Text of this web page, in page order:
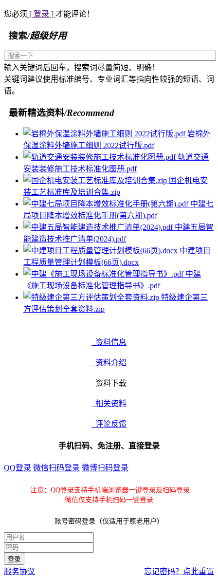
您必须 [ 登录 ] 才能评论！
搜索/超级好用
输入关键词后回车，搜索词尽量简短、明确！
关键词建议使用标准编号、专业词汇等指向性较强的短语、词
语。
最新精选资料/Recommend
岩棉外
保温涂料外墙施工细则 2022试行版.pdf
轨道交通
安装装修施工技术标准化图册.pdf
国企机电安
装工艺标准库及培训合集.zip
中建七
局项目降本增效标准化手册(第六期).pdf
中建五局智
能建造技术推广清单(2024).pdf
中建项目
工程质量管理计划模板(66页).docx
中建
《施工现场设备标准化管理指导书》.pdf
特级建企第三
方评估策划全套资料.zip
资料信息
资料介绍
资料下载
相关资料
评论反馈
手机扫码、免注册、直接登录
QQ登录 微信扫码登录 微博扫码登录
注意：QQ登录支持手机端浏览器一键登录及扫码登录
微信仅支持手机扫码一键登录
账号密码登录（仅适用于原老用户）
服务协议 忘记密码？点此重置